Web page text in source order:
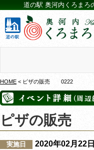
道の駅 奥河内くろま
HOME < ピザの販売 0222
ピザの販売
実施日 2020年02月22